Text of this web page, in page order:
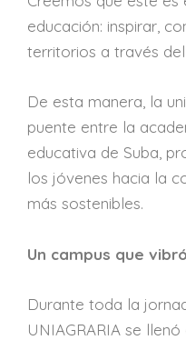
educación: inspirar,
territorios a través del
De esta manera, la
puente entre la
educativa de Suba,
los jóvenes hacia la
más sostenibles.
Un campus que
Durante toda la
UNIAGRARIA se